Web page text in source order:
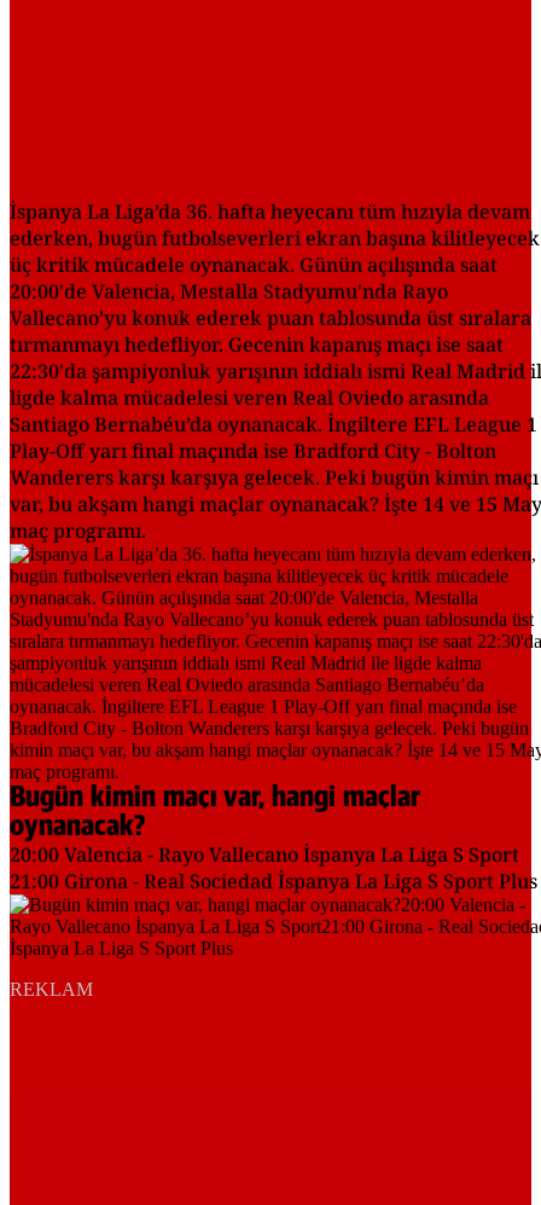
İspanya La Liga’da 36. hafta heyecanı tüm hızıyla devam
ederken, bugün futbolseverleri ekran başına kilitleyecek
üç kritik mücadele oynanacak. Günün açılışında saat
20:00'de Valencia, Mestalla Stadyumu'nda Rayo
Vallecano’yu konuk ederek puan tablosunda üst sıralara
tırmanmayı hedefliyor. Gecenin kapanış maçı ise saat
22:30'da şampiyonluk yarışının iddialı ismi Real Madrid
ligde kalma mücadelesi veren Real Oviedo arasında
Santiago Bernabéu’da oynanacak. İngiltere EFL League 1
Play-Off yarı final maçında ise Bradford City - Bolton
Wanderers karşı karşıya gelecek. Peki bugün kimin maçı
var, bu akşam hangi maçlar oynanacak? İşte 14 ve 15
maç programı.
Bugün kimin maçı var, hangi maçlar
oynanacak?
20:00 Valencia - Rayo Vallecano İspanya La Liga S Sport
21:00 Girona - Real Sociedad İspanya La Liga S Sport Plus
REKLAM